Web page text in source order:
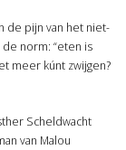
de pijn van het niet-
de norm: “eten is
meer kúnt zwijgen?
Scheldwacht
van Malou